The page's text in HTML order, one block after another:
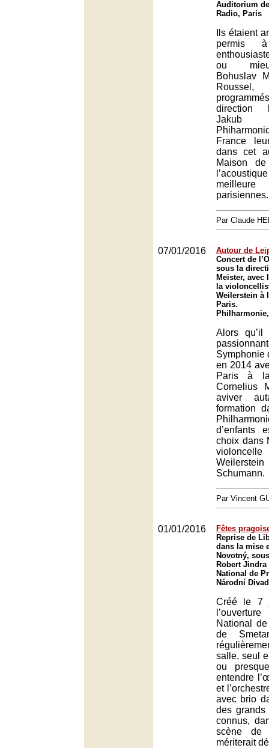
Auditorium
Radio, Paris
Ils étaient
permis
ou
Bohuslav
Roussel,
direction
Jakub
France
dans cet
Maison
parisiennes.
Par Claude
07/01/2016
Autour de
Concert de
sous la
Meister,
la
Weilerstein à
Paris.
Alors
Symphonie
en 2014
Paris à
Cornelius
aviver
formation
d’enfants
choix dans
Schumann.
Par Vincent
01/01/2016
Fêtes
Reprise de
dans la mise
Novotný,
Robert Jindra
National de
Národní
Créé le 7
National
de
salle, seul
ou
entendre
et
avec brio
des grands
connus,
scène de
mériterait